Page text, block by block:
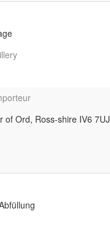
of Ord, Ross-shire IV6 7UJ